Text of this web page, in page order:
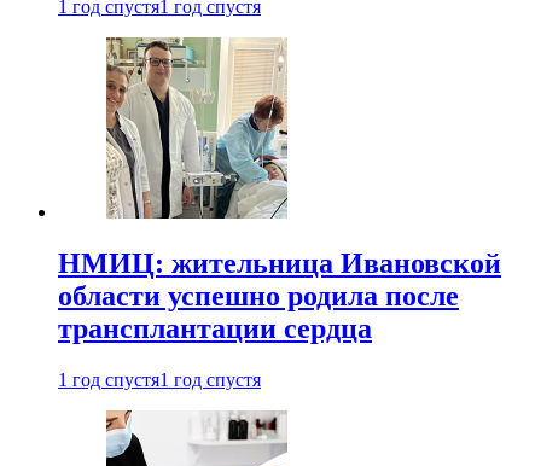
1 год спустя1 год спустя
НМИЦ: жительница Ивановской
области успешно родила после
трансплантации сердца
1 год спустя1 год спустя